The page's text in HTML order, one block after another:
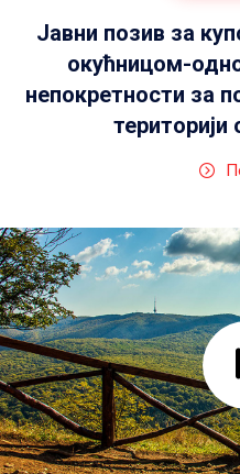
Јавни позив за
окућницом-
непокретности за